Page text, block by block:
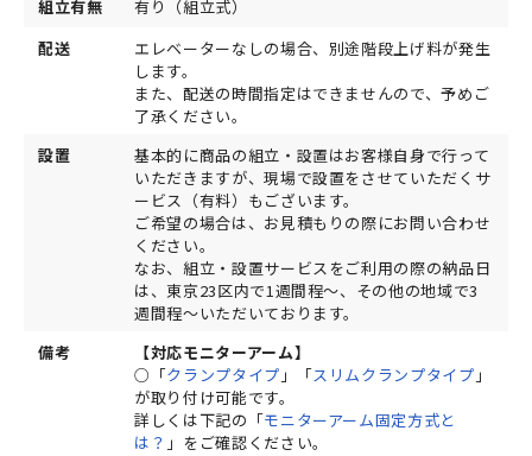
組立有無
有り（組立式）
配送
エレベーターなしの場合、別途階段上げ料が発生
します。
また、配送の時間指定はできませんので、予めご
了承ください。
設置
基本的に商品の組立・設置はお客様自身で行って
いただきますが、現場で設置をさせていただくサ
ービス（有料）もございます。
ご希望の場合は、お見積もりの際にお問い合わせ
ください。
なお、組立・設置サービスをご利用の際の納品日
は、東京23区内で1週間程～、その他の地域で3
週間程～いただいております。
備考
【対応モニターアーム】
○「クランプタイプ 」「スリムクランプタイプ 」
が取り付け可能です。
詳しくは下記の「モニターアーム固定方式と
は？ 」をご確認ください。